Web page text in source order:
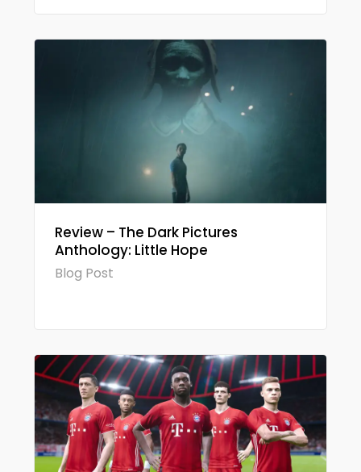
Review – The Dark Pictures
Anthology: Little Hope
Blog Post